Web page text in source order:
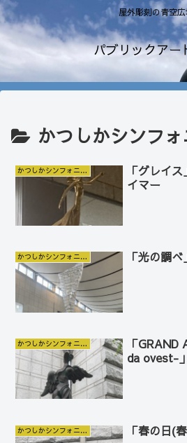
屋外彫刻の青空
パブリックアー
かつしかシンフ
かつしかシンフォニーヒルズ
「グレイ
イマー
かつしかシンフォニーヒルズ 「光の調
かつしかシンフォニーヒルズ
「
da ovest-
かつしかシンフォニーヒルズ 「春の日(